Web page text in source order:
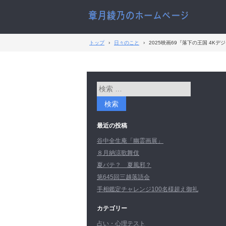
トップ › 日々のこと › 2025映画69『落下の王国 4Kデジ
最近の投稿
谷中全生庵「幽霊画展」
８月納涼歌舞伎
夏バテ？ 夏風邪？
第645回三越落語会
手相鑑定チャレンジ100名様超え御礼
カテゴリー
占い・心理テスト